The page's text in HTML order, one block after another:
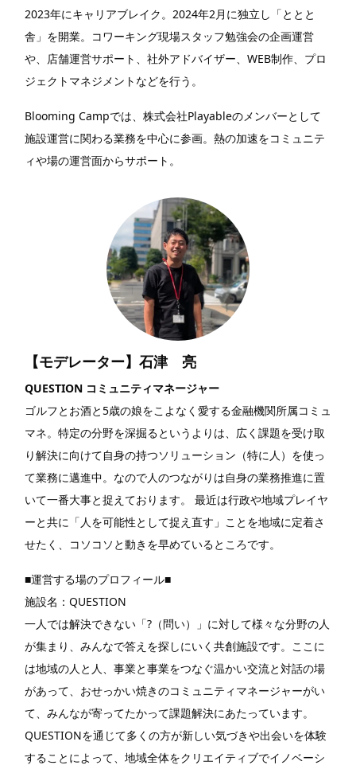
2023年にキャリアブレイク。2024年2月に独立し「ととと
舎」を開業。コワーキング現場スタッフ勉強会の企画運営
や、店舗運営サポート、社外アドバイザー、WEB制作、プロ
ジェクトマネジメントなどを行う。
Blooming Campでは、株式会社Playableのメンバーとして
施設運営に関わる業務を中心に参画。熱の加速をコミュニテ
ィや場の運営面からサポート。
【モデレーター】石津 亮
QUESTION コミュニティマネージャー
ゴルフとお酒と5歳の娘をこよなく愛する金融機関所属コミュ
マネ。特定の分野を深掘るというよりは、広く課題を受け取
り解決に向けて自身の持つソリューション（特に人）を使っ
て業務に邁進中。なので人のつながりは自身の業務推進に置
いて一番大事と捉えております。 最近は行政や地域プレイヤ
ーと共に「人を可能性として捉え直す」ことを地域に定着さ
せたく、コソコソと動きを早めているところです。
■運営する場のプロフィール■
施設名：QUESTION
一人では解決できない「?（問い）」に対して様々な分野の人
が集まり、みんなで答えを探しにいく共創施設です。ここに
は地域の人と人、事業と事業をつなぐ温かい交流と対話の場
があって、おせっかい焼きのコミュニティマネージャーがい
て、みんなが寄ってたかって課題解決にあたっています。
QUESTIONを通じて多くの方が新しい気づきや出会いを体験
することによって、地域全体をクリエイティブでイノベーシ